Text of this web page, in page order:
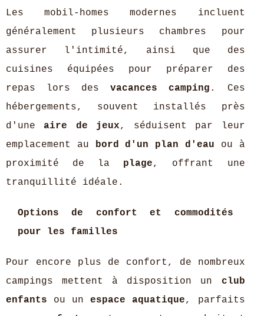
Les mobil-homes modernes incluent
généralement plusieurs chambres pour
assurer l'intimité, ainsi que des
cuisines équipées pour préparer des
repas lors desvacances camping . Ces
hébergements, souvent installés près
d'uneaire de jeux, séduisent par leur
emplacement au bord d'un plan d'eau ou à
proximité de la plage, offrant une
tranquillité idéale.
Options de confort et commodités
pour les familles
Pour encore plus de confort, de nombreux
campings mettent à disposition un club
enfants ou unespace aquatique, parfaits